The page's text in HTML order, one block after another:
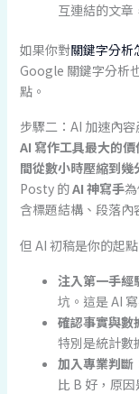
互連結的文章
如果你對關鍵字分析
Google 關鍵字分析
點。
步驟二：AI 加速內
AI 寫作工具最大的
間從數小時壓縮到幾
Posty 的AI 神寫手
含標題結構、段落
但 AI 初稿是你的起
注入第一手經
坑。這是 AI
確認事實與數
特別是統計數
加入專業判斷
比 B 好，原